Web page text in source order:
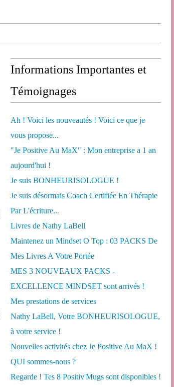
Informations Importantes et
Témoignages
Ah ! Voici les nouveautés ! Voici ce que je
vous propose...
"Je Positive Au MaX" : Mon entreprise a 1 an
aujourd'hui !
Je suis BONHEURISOLOGUE !
Je suis désormais Coach Certifiée En Thérapie
Par L'écriture...
Livres de Nathy LaBell
Maintenez un Mindset O Top : 03 PACKS De
Mes Livres A Votre Portée
MES 3 NOUVEAUX PACKS -
EXCELLENCE MINDSET sont arrivés !
Mes prestations de services
Nathy LaBell, Votre BONHEURISOLOGUE,
à votre service !
Nouvelles activités chez Je Positive Au MaX !
QUI sommes-nous ?
Regarde ! Tes 8 Positiv'Mugs sont disponibles !